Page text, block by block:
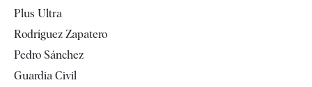
Televisión
Plus Ultra
Rodríguez Zapatero
Pedro Sánchez
Guardia Civil